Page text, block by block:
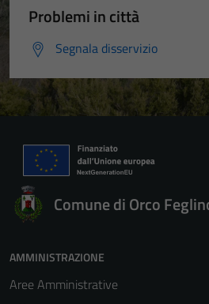
Problemi in città
Segnala disservizio
Comune di Orco
AMMINISTRAZIONE
Aree Amministrative